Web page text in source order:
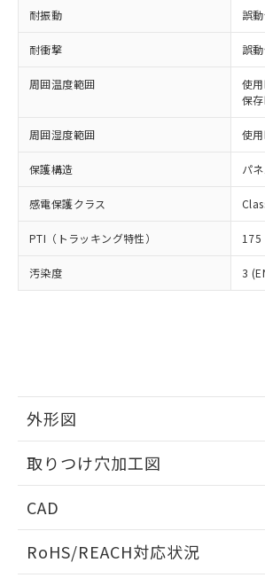
耐振動 誤
耐衝撃 誤
周囲温度範囲
使
保
周囲湿度範囲 使
保護構造 パ
感電保護クラス
PTI（トラッキング特性） 175
汚染度 3
外形図
取りつけ穴加工図
CAD
ドすることができます。
RoHS/REACH対応状況
在庫状況および標準価格結
事前の承諾なく第三者に漏
示しないようお願いします
マイパーツ機能（部品リス
ビス）をご利用いただく
メンバーズにご登録されて
お客様が当ウェブサイト上
登録された部品リストにつ
および当社の共同利用者が
品・サービスに関するお客
引・商談に必要な範囲で利
※当社の共同利用者とは、"
の
用者の範囲」に記載されて
部品在庫の切り替え状況などに
月が前後することがあります。
※3 非含有証明書ダウンロ
下記の非含有証明書をダウンロ
とができます。
EU RoHS指令（10物質）の非含
51物質の非含有証明書（当社基
※本証明書は発行日時点で非含
るもので、過去に遡って非含有
していることから、特段のことが
り、2022年1月12日より割愛し
す。
「ｅ」：有害物質（10物質）の
準値以下であることを示します。
「10」：通常の使用状況下にお
質が外部に漏えいし、環境に深
及ぼさない年数を意味します。
「－」：未確認です。当社販売
い合わせください。
場合は、上記1、2および3
該第三者に通知します。ま
販売先および販売に係わる
法に輸出するおそれがある
り引きをいたしません。
キ
白
受注生産機種、また在
情報を公開していない